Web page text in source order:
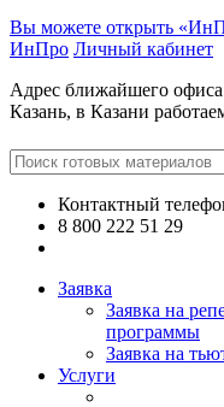
Вы можете открыть
ИнПро Личный кабинет
Адрес ближайшего
Казань, в Казани
Контактный
8 800 222 51 29
Заявка
Заявка на
программы
Заявка на
Услуги